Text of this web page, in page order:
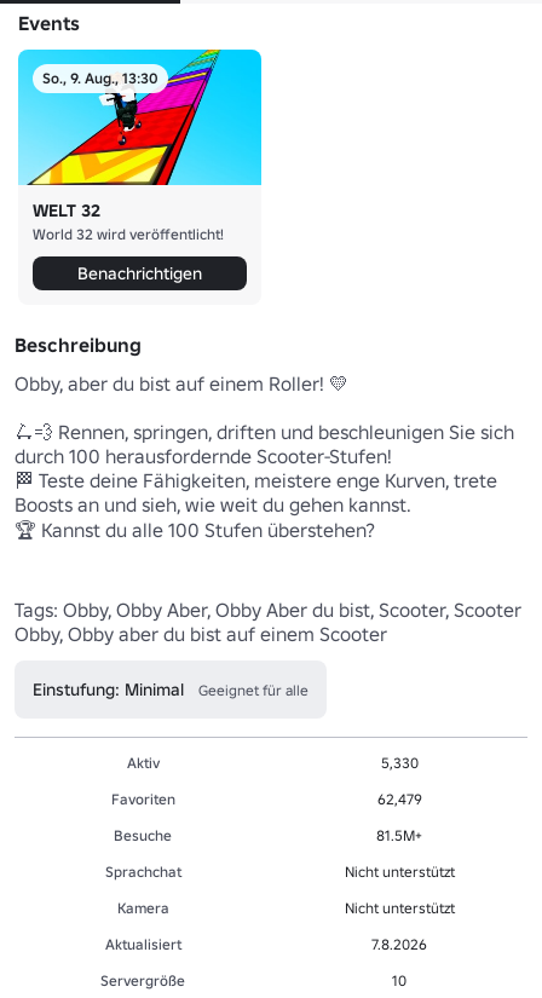
Events
So., 9. Aug., 13:30
WELT 32
World 32 wird veröffentlicht!
Benachrichtigen
Beschreibung
Obby, aber du bist auf einem Roller! 💛
🛴💨 Rennen, springen, driften und beschleunigen Sie sich
durch 100 herausfordernde Scooter-Stufen!
🏁 Teste deine Fähigkeiten, meistere enge Kurven, trete
Boosts an und sieh, wie weit du gehen kannst.
🏆 Kannst du alle 100 Stufen überstehen?
Tags: Obby, Obby Aber, Obby Aber du bist, Scooter, Scooter
Obby, Obby aber du bist auf einem Scooter
Einstufung: Minimal Geeignet für alle
Aktiv
5,330
Favoriten
62,479
Besuche
81.5M+
Sprachchat
Nicht unterstützt
Kamera
Nicht unterstützt
Aktualisiert
7.8.2026
Servergröße
10